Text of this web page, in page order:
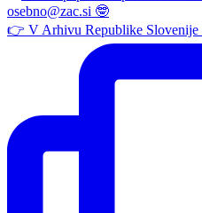
👉 V Arhivu Republike Slovenije